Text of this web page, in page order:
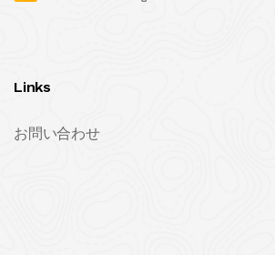
Links
お問い合わせ